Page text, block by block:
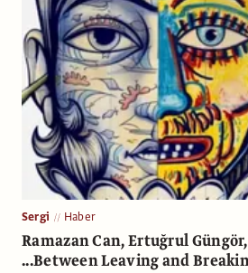
Sergi Haber
Ramazan Can, Ertuğrul
...Between Leaving and